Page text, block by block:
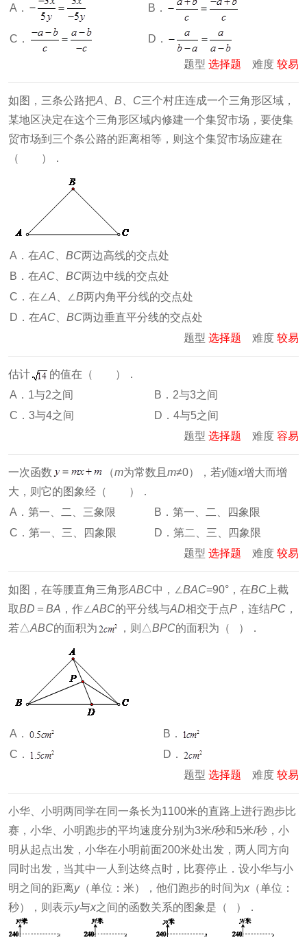
A． B．
C． D．
题型 选择题 难度 较易
如图，三条公路把A B C三个村庄连成一个三角形区域，
某地区决定在这个三角形区域内修建一个集贸市场，要使集
贸市场到三个条公路的距离相等，则这个集贸市场应建在
（ ）．
A．在AC BC两边高线的交点处
B．在AC BC两边中线的交点处
C．在∠A 、∠B两内角平分线的交点处
D．在AC BC两边垂直平分线的交点处
题型 选择题 难度 较易
估计
的值在（ ）．
A．1与2之间
B．2与3之间
C．3与4之间
D．4与5之间
题型 选择题 难度 容易
一次函数 （m为常数且 m≠0），若y随x增大而增
大，则它的图象经（ ）．
A．第一、二、三象限
B．第一、二、四象限
C．第一、三、四象限
D．第二、三、四象限
题型 选择题 难度 较易
如图，在等腰直角三角形ABC中，∠BAC=90°，在BC 上截
取BD ＝ BA ，作∠ABC的平分线与AD相交于点P ，连结PC ，
若△ABC的面积为 ，则△BPC的面积为（ ）．
A．
B．
C．
D．
题型 选择题 难度 较易
小华、小明两同学在同一条长为1100米的直路上进行跑步比
赛，小华、小明跑步的平均速度分别为3米/秒和5米/秒，小
明从起点出发，小华在小明前面200米处出发，两人同方向
同时出发，当其中一人到达终点时，比赛停止．设小华与小
明之间的距离y（单位：米），他们跑步的时间为x （单位：
秒），则表示y与x之间的函数关系的图象是（ ）．